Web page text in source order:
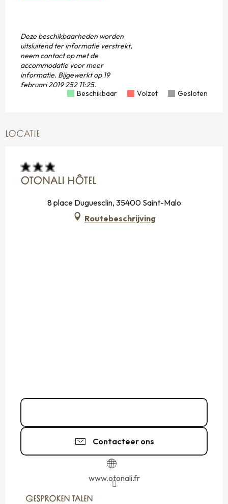
Deze beschikbaarheden worden
uitsluitend ter informatie verstrekt,
neem contact op met de
accommodatie voor meer
informatie. Bijgewerkt op19
februari 2019 252 11:25.
Beschikbaar
Volzet Gesloten
LOCATIE
OTONALI HÔTEL
8 place Duguesclin, 35400 Saint-Malo
Routebeschrijving
Contacteer ons
www.otonali.fr
GESPROKEN TALEN
GESPROKEN TALEN